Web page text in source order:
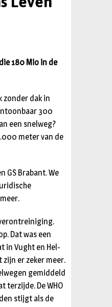
die 180 Mio in de
zonder dak in
300
een snelweg?
meter van de
GS Brabant. We
Dat was een
in Vught en Hel­
er zeker meer.
ge­mid­deld
ter­zijde. De WHO
stijgt als de